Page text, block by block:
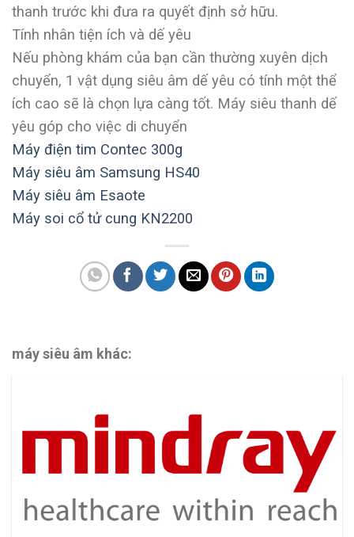
thanh trước khi đưa ra quyết định sở hữu.
Tính nhân tiện ích và dế yêu
Nếu phòng khám của bạn cần thường xuyên dịch
chuyển, 1 vật dụng siêu âm dế yêu có tính một thể
ích cao sẽ là chọn lựa càng tốt. Máy siêu thanh dế
yêu góp cho việc di chuyển
Máy điện tim Contec 300g
Máy siêu âm Samsung HS40
Máy siêu âm Esaote
Máy soi cổ tử cung KN2200
máy siêu âm khác: